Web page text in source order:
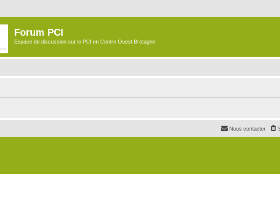
Forum PCI
Espace de discussion sur le PCI en Centre Ouest Bretagne
Nous contacter